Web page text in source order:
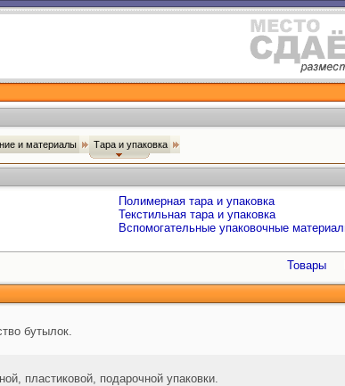
и материалы Тара и упаковка
Полимерная тара и упаковка
Текстильная тара и упаковка
Вспомогательные упаковочные
Товары
бутылок.
пластиковой, подарочной упаковки.